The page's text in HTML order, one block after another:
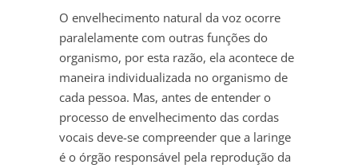
O envelhecimento natural da voz ocorre
paralelamente com outras funções do
organismo, por esta razão, ela acontece de
maneira individualizada no organismo de
cada pessoa. Mas, antes de entender o
processo de envelhecimento das cordas
vocais deve-se compreender que a laringe
é o órgão responsável pela reprodução da